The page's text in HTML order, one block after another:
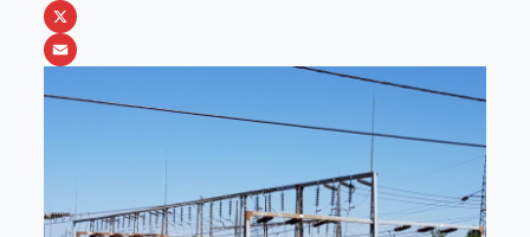
b
o
s
e
n
k
i
b
W
h
p
X
l